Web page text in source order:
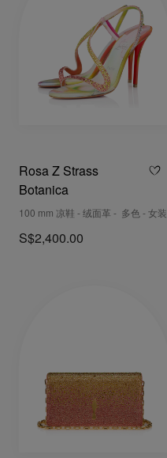
Rosa Z Strass
Botanica
100 mm 凉鞋 - 绒面革 - 多色 - 女装
S$2,400.00